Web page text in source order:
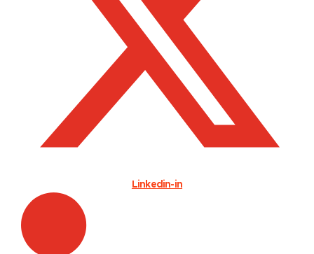
Linkedin-in